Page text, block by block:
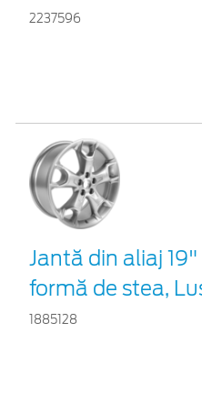
2237596
Jantă din aliaj
formă de stea,
1885128